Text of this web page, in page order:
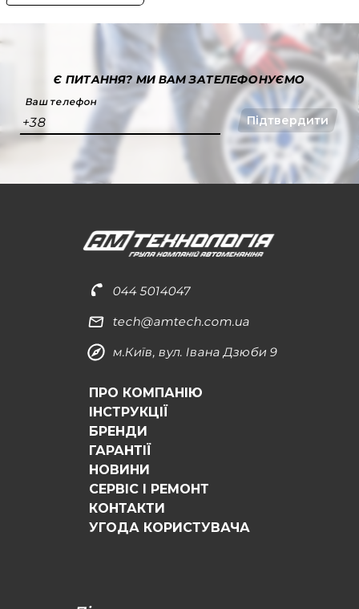
Є ПИТАННЯ?МИ ВАМ ЗАТЕЛЕФОНУЄМО
Ваш телефон
+38 Підтвердити
044 5014047
tech@amtech.com.ua
м.Київ, вул. Івана Дзюби 9
ПРО КОМПАНІЮ
ІНСТРУКЦІЇ
БРЕНДИ
ГАРАНТІЇ
НОВИНИ
СЕРВІС І РЕМОНТ
КОНТАКТИ
УГОДА КОРИСТУВАЧА